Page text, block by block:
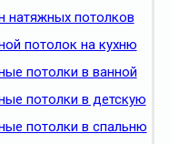
натяжных потолков
потолок на кухню
потолки в ванной
потолки в детскую
потолки в спальню